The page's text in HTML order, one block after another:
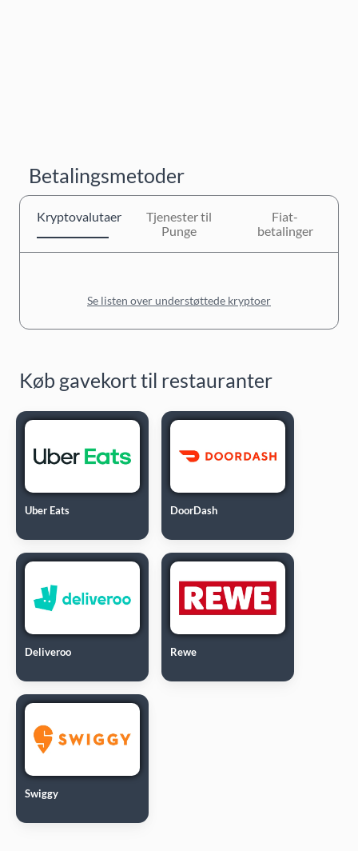
Betalingsmetoder
Kryptovalutaer
Tjenester til
Punge
Fiat-
betalinger
Se listen over understøttede kryptoer
Køb gavekort til restauranter
Uber Eats DoorDash
Deliveroo Rewe
Swiggy